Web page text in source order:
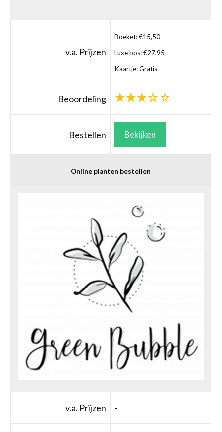
v.a. Prijzen
Boeket: €15,50
Luxe bos: €27,95
Kaartje: Gratis
Beoordeling
Bestellen Bekijken
Online planten bestellen
v.a. Prijzen -